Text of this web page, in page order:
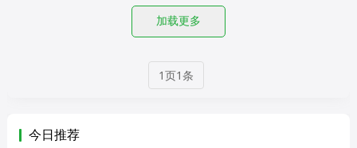
加载更多
1页1条
今日推荐